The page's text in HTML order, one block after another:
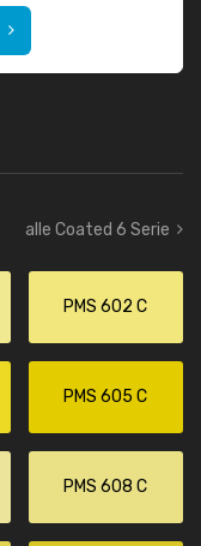
alle Coated 6 Serie
PMS 602 C
PMS 605 C
PMS 608 C